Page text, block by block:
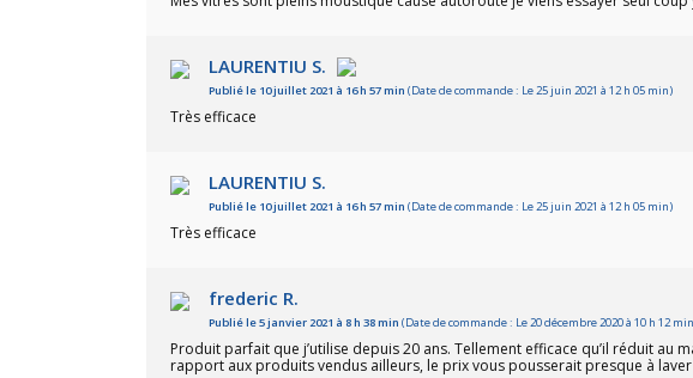
LAURENTIU S.
Publié le 10 juillet 2021 à 16 h 57 min (Date de commande : Le 25 juin 2021 à 12 h 05 min)
Très efficace
LAURENTIU S.
Publié le 10 juillet 2021 à 16 h 57 min (Date de commande : Le 25 juin 2021 à 12 h 05 min)
Très efficace
frederic R.
Publié le 5 janvier 2021 à 8 h 38 min (Date de commande : Le 20 décembre 2020 à 10 h 12
Produit parfait que j’utilise depuis 20 ans. Tellement efficace qu’il réduit
rapport aux produits vendus ailleurs, le prix vous pousserait presque à